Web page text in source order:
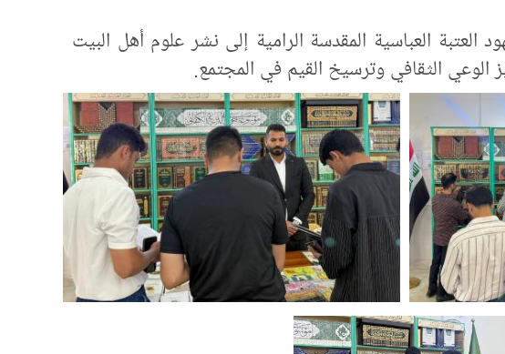
العتبة العباسية المقدسة الرامية إلى نشر علوم أهل البيت
الوعي الثقافي وترسيخ القيم في المجتمع.